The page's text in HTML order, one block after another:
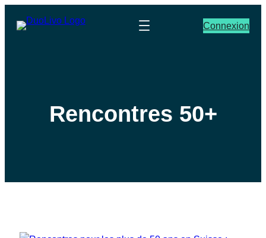
Connexion
Rencontres 50+